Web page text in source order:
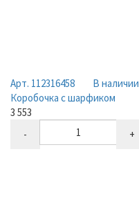
Арт. 112316458
В наличии
Коробочка с шарфиком
3 553
-
+